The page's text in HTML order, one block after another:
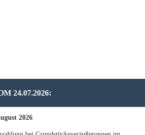
24.07.2026:
2026